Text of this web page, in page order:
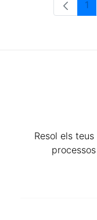
1
Resol els